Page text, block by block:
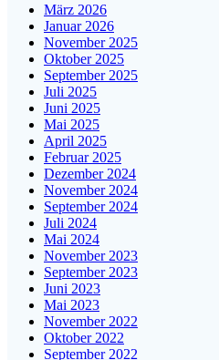
März 2026
Januar 2026
November 2025
Oktober 2025
September 2025
Juli 2025
Juni 2025
Mai 2025
April 2025
Februar 2025
Dezember 2024
November 2024
September 2024
Juli 2024
Mai 2024
November 2023
September 2023
Juni 2023
Mai 2023
November 2022
Oktober 2022
September 2022